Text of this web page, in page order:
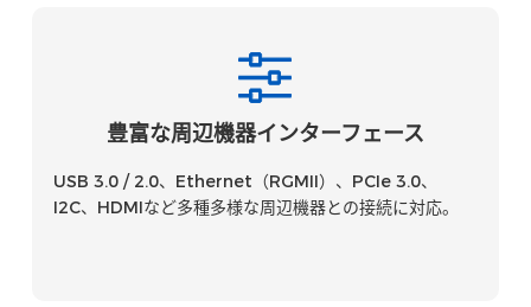
豊富な周辺機器インターフェース
USB 3.0 / 2.0、Ethernet（RGMII）、PCIe 3.0、
I2C、HDMIなど多種多様な周辺機器との接続に対応。